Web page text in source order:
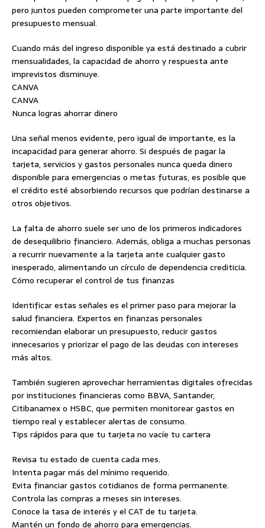
pero juntos pueden comprometer una parte importante del
presupuesto mensual.
Cuando más del ingreso disponible ya está destinado a cubrir
mensualidades, la capacidad de ahorro y respuesta ante
imprevistos disminuye.
CANVA
CANVA
Nunca logras ahorrar dinero
Una señal menos evidente, pero igual de importante, es la
incapacidad para generar ahorro. Si después de pagar la
tarjeta, servicios y gastos personales nunca queda dinero
disponible para emergencias o metas futuras, es posible que
el crédito esté absorbiendo recursos que podrían destinarse a
otros objetivos.
La falta de ahorro suele ser uno de los primeros indicadores
de desequilibrio financiero. Además, obliga a muchas personas
a recurrir nuevamente a la tarjeta ante cualquier gasto
inesperado, alimentando un círculo de dependencia crediticia.
Cómo recuperar el control de tus finanzas
Identificar estas señales es el primer paso para mejorar la
salud financiera. Expertos en finanzas personales
recomiendan elaborar un presupuesto, reducir gastos
innecesarios y priorizar el pago de las deudas con intereses
más altos.
También sugieren aprovechar herramientas digitales ofrecidas
por instituciones financieras como BBVA, Santander,
Citibanamex o HSBC, que permiten monitorear gastos en
tiempo real y establecer alertas de consumo.
Tips rápidos para que tu tarjeta no vacíe tu cartera
Revisa tu estado de cuenta cada mes.
Intenta pagar más del mínimo requerido.
Evita financiar gastos cotidianos de forma permanente.
Controla las compras a meses sin intereses.
Conoce la tasa de interés y el CAT de tu tarjeta.
Mantén un fondo de ahorro para emergencias.